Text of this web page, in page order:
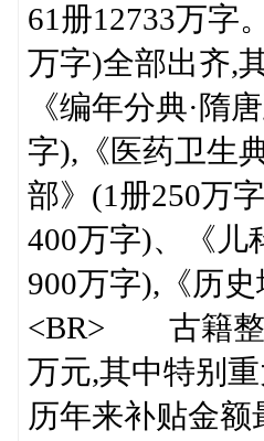
61册12733万字
万字)全部出齐,
《编年分典·隋
字),《医药卫生
部》(1册250万
400万字)、《儿
900万字),《历
<BR> 古籍整
万元,其中特别
历年来补贴金